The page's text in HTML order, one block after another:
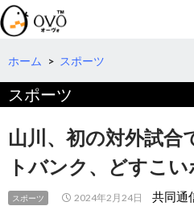
検
索
コ
テ
へ
動
ホーム > スポーツ
スポーツ
山川、初の対外試合
トバンク、どすこ
スポーツ 2024年2月24日 共同通